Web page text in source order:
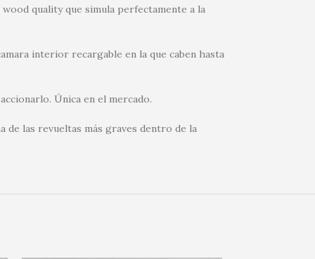
quality que simula perfectamente a la
interior recargable en la que caben hasta
Única en el mercado.
de las revueltas más graves dentro de la